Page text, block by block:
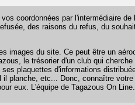
coordonnées par l'intermédiaire de
des raisons du refus, du
images du site. Ce peut être un
le trésorier d'un club qui
plaquettes d'informations
planche, etc... Donc, connaître
eux. L'équipe de Tagazous On Line.